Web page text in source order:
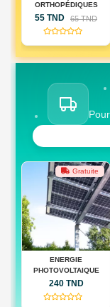
ORTHOPÉDIQUES
55 TND 65 TND
(0)
Gratuite
ENERGIE
PHOTOVOLTAIQUE
240 TND
(0)